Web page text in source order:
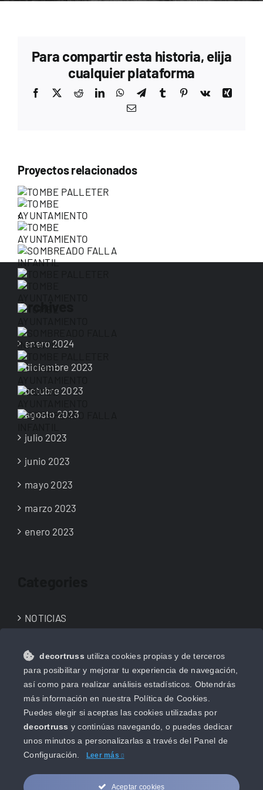
Para compartir esta historia, elija
cualquier plataforma
Facebook RedditLinkedInWhatsApp
TelegramTumblr Pinterest
Vk
Xing
Correo
Proyectos relacionados
Archives
enero 2024
diciembre 2023
octubre 2023
agosto 2023
julio 2023
junio 2023
mayo 2023
marzo 2023
enero 2023
NOTICIAS
Uncategorized
decortruss utiliza cookies propias y de terceros
para posibilitar y mejorar tu experiencia de navegación,
así como para realizar análisis estadísticos. Obtendrás
más información en nuestra Política de Cookies.
Puedes elegir si aceptas las cookies utilizadas por
decortruss y continúas navegando, o puedes dedicar
unos minutos a personalizarlas a través del Panel de
Configuración.
Leer más
Aceptar cookies